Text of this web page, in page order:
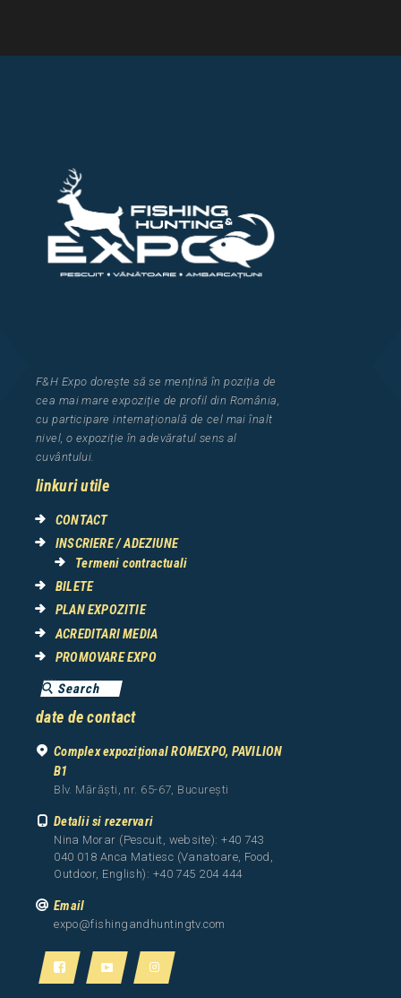
F&H Expo dorește să se mențină în poziția de
cea mai mare expoziție de profil din România
cu participare internațională de cel maiînalt
nivel, o expoziție în adevăratul sens al
cuvântului.
linkuri utile
CONTACT
INSCRIERE / ADEZIUNE
Termeni contractuali
BILETE
PLAN EXPOZITIE
ACREDITARI MEDIA
PROMOVARE EXPO
date de contact
Complex expozițional ROMEXPO, PAVILION
B1
Blv. Mărăști, nr. 65-67, București
Detalii si rezervari
Nina Morar (Pescuit, website): +40 743
040 018 Anca Matiesc (Vanatoare, Food,
Outdoor, English): +40 745 204 444
Email
expo@fishingandhuntingtv.com